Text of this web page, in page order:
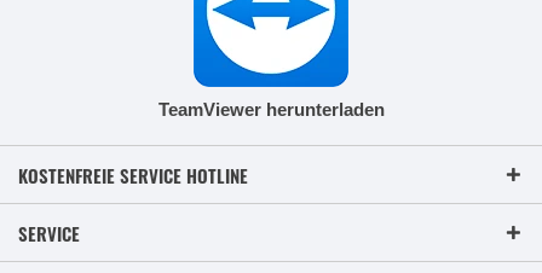
TeamViewer herunterladen
KOSTENFREIE SERVICE HOTLINE
SERVICE